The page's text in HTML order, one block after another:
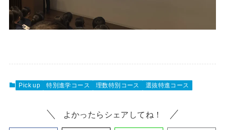
Pick up 特別進学コース 理数特別コース 選抜特進コース
よかったらシェアしてね！